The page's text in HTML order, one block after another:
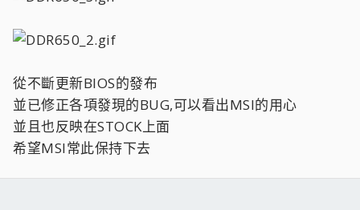
從不斷更新BIOS的發布
並已修正各項發現的BUG,可以看出MSI的用心
並且也反映在STOCK上面
希望MSI常此保持下去